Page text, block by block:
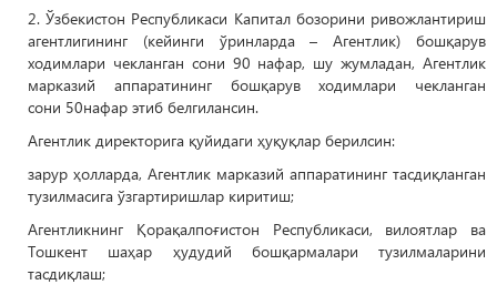
2. Ўзбекистон Республикаси Капитал бозорини ривожлантириш
агентлигининг (кейинги ўринларда – Агентлик) бошқарув
ходимлари чекланган сони 90 нафар, шу жумладан, Агентлик
марказий аппаратининг бошқарув ходимлари чекланган
сони 50нафар этиб белгилансин.
Агентлик директорига қуйидаги ҳуқуқлар берилсин:
зарур ҳолларда, Агентлик марказий аппаратининг тасдиқланган
тузилмасига ўзгартиришлар киритиш;
Агентликнинг Қорақалпоғистон Республикаси, вилоятлар ва
Тошкент шаҳар ҳудудий бошқармалари тузилмаларини
тасдиқлаш;